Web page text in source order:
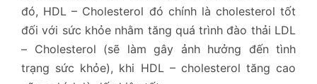
đó, HDL – Cholesterol đó chính là cholesterol tốt
đối với sức khỏe nhằm tăng quá trình đào thải LDL
– Cholesterol (sẽ làm gây ảnh hưởng đến tình
trạng sức khỏe), khi HDL – cholesterol tăng cao